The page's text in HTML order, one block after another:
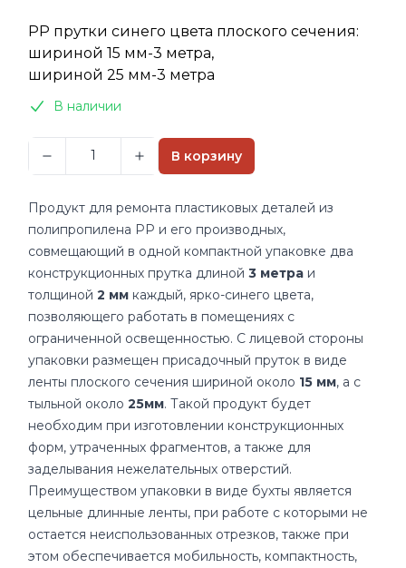
Описание
PP прутки синего цвета плоского сечения:
шириной 15 мм-3 метра,
шириной 25 мм-3 метра
В наличии
В корзину
Продукт для ремонта пластиковых деталей из
полипропилена PP и его производных,
совмещающий в одной компактной упаковке два
конструкционных прутка длиной 3 метра и
толщиной 2 мм каждый, ярко-синего цвета,
позволяющего работать в помещениях с
ограниченной освещенностью. С лицевой стороны
упаковки размещен присадочный пруток в виде
ленты плоского сечения шириной около 15 мм, а с
тыльной около 25мм. Такой продукт будет
необходим при изготовлении конструкционных
форм, утраченных фрагментов, а также для
заделывания нежелательных отверстий.
Преимуществом упаковки в виде бухты является
цельные длинные ленты, при работе с которыми не
остается неиспользованных отрезков, также при
этом обеспечивается мобильность, компактность,